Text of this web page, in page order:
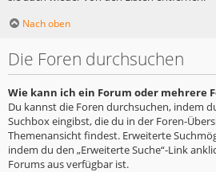
Nach oben
Die Foren durchsuchen
Wie kann ich ein Forum oder mehrere
Du kannst die Foren durchsuchen, indem
Suchbox eingibst, die du in der Foren-
Themenansicht findest. Erweiterte
indem du den „Erweiterte Suche“-Link
Forums aus verfügbar ist.